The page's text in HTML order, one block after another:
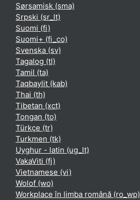
Sørsamisk ‎(sma)‎
Srpski ‎(sr_lt)‎
Suomi ‎(fi)‎
Suomi+ ‎(fi_co)‎
Svenska ‎(sv)‎
Tagalog ‎(tl)‎
Tamil ‎(ta)‎
Taqbaylit ‎(kab)‎
Thai ‎(th)‎
Tibetan ‎(xct)‎
Tongan ‎(to)‎
Türkçe ‎(tr)‎
Turkmen ‎(tk)‎
Uyghur - latin ‎(ug_lt)‎
VakaViti ‎(fj)‎
Vietnamese ‎(vi)‎
Wolof ‎(wo)‎
Workplace în limba română ‎(ro_wp)‎